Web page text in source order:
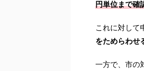
円単位まで確
これに対して
をためらわせ
一方で、市の